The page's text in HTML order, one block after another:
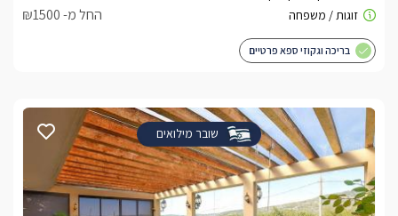
החל מ- ₪1500
בריכה וגקוזי ספא פרטיים
שובר מילואים